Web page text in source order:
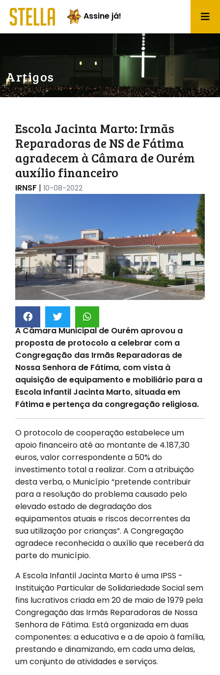
Assine já!
Artigos
Escola Jacinta Marto: Irmãs
Reparadoras de NS de Fátima
agradecem à Câmara de Ourém
auxílio financeiro
IRNSF | 10-08-2022
A Câmara Municipal de Ourém aprovou a
proposta de protocolo a celebrar com a
Congregação das Irmãs Reparadoras de
Nossa Senhora de Fátima, com vista à
aquisição de equipamento e mobiliário para a
Escola Infantil Jacinta Marto, situada em
Fátima e pertença da congregação religiosa.
O protocolo de cooperação estabelece um
apoio financeiro até ao montante de 4.187,30
euros, valor correspondente a 50% do
investimento total a realizar. Com a atribuição
desta verba, o Município “pretende contribuir
para a resolução do problema causado pelo
elevado estado de degradação dos
equipamentos atuais e riscos decorrentes da
sua utilização por crianças”. A Congregação
agradece reconhecida o auxílio que receberá da
parte do município.
A Escola Infantil Jacinta Marto é uma IPSS -
Instituição Particular de Solidariedade Social sem
fins lucrativos criada em 20 de maio de 1979 pela
Congregação das Irmãs Reparadoras de Nossa
Senhora de Fátima. Está organizada em duas
componentes: a educativa e a de apoio à família,
prestando e dinamizando, em cada uma delas,
um conjunto de atividades e serviços.